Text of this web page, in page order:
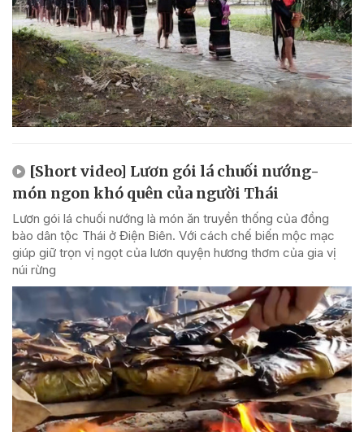
[Short video] Lươn gói lá chuối nướng-
món ngon khó quên của người Thái
Lươn gói lá chuối nướng là món ăn truyền thống của đồng
bào dân tộc Thái ở Điện Biên. Với cách chế biến mộc mạc
giúp giữ trọn vị ngọt của lươn quyện hương thơm của gia vị
núi rừng